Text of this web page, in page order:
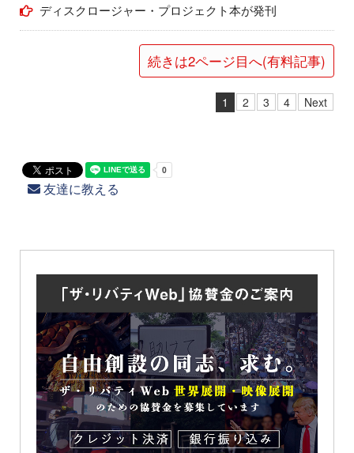
ディスクロージャー・プロジェクト本が発刊
続きは2ページ目へ(有料記事)
1 2 3 4 Next
友達に教える